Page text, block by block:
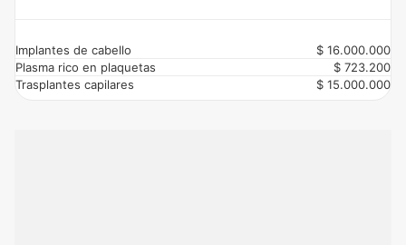
Implantes de cabello
$ 16.000.000
Plasma rico en plaquetas
$ 723.200
Trasplantes capilares
$ 15.000.000